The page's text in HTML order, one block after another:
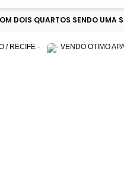
DOIS QUARTOS SENDO UMA